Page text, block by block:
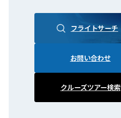
フライトサーチ
お問い合わせ
クルーズツアー検索